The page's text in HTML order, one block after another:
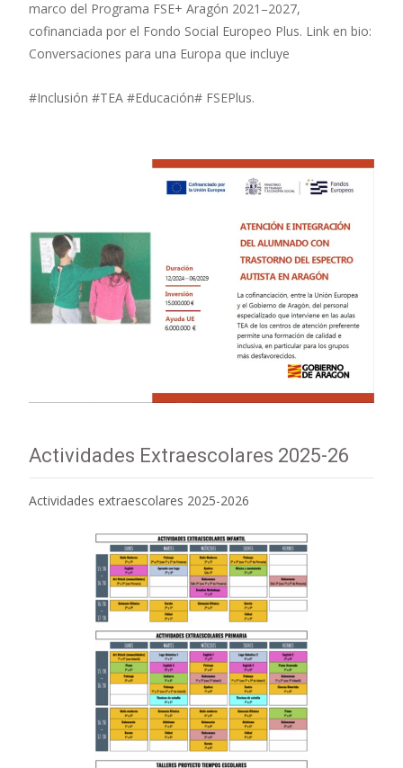
marco del Programa FSE+ Aragón 2021–2027,
cofinanciada por el Fondo Social Europeo Plus. Link en bio:
Conversaciones para una Europa que incluye
#Inclusión #TEA #Educación# FSEPlus.
Actividades Extraescolares 2025-26
Actividades extraescolares 2025-2026